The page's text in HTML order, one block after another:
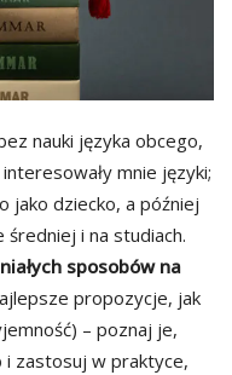
nauki języka obcego,
mnie języki;
jako dziecko, a później
średniej i na studiach.
sposobów na
propozycje, jak
– poznaj je,
zastosuj w praktyce,